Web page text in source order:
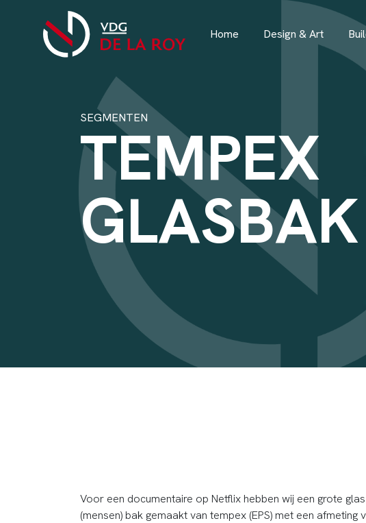
Home Design & Art
SEGMENTEN
TEMPEX
GLASBAK
Voor een documentaire op Netflix hebben wij een grote glas
(mensen) bak gemaakt van tempex (EPS) met een afmeting